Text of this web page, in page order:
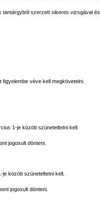
szerzett sikeres vizsgával
véve kell megkövetelni.
1-je között szüneteltetni kell.
jogosult dönteni.
között szüneteltetni kell.
jogosult dönteni.